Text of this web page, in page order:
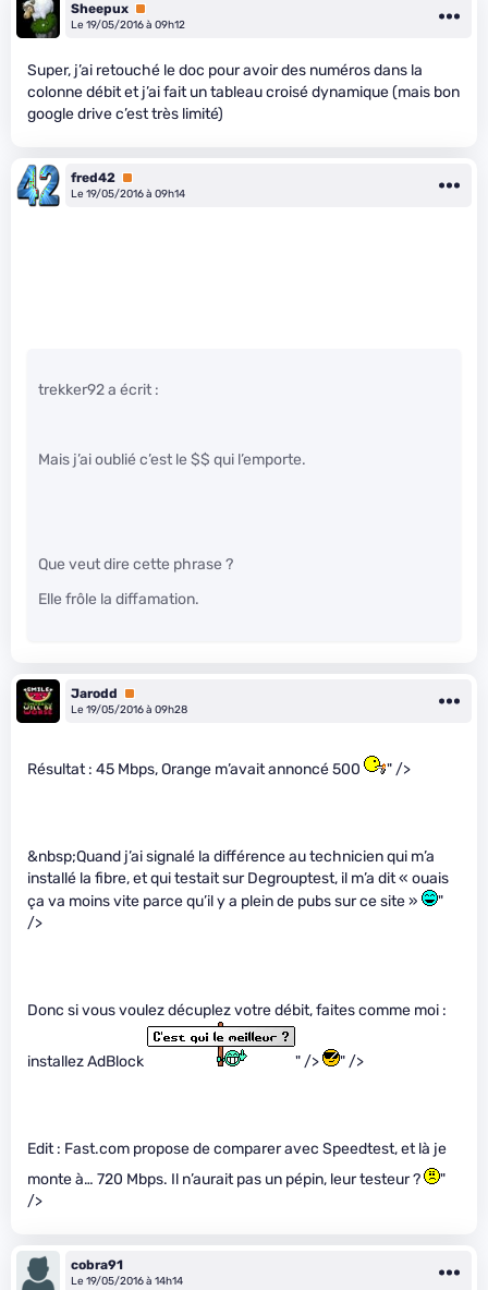
Sheepux Premium
Le 19/05/2016 à 09h12
Super, j’ai retouché le doc pour avoir des numéros dans la
colonne débit et j’ai fait un tableau croisé dynamique (mais bon
google drive c’est très limité)
fred42 Premium
Le 19/05/2016 à 09h14
trekker92 a écrit :
Mais j’ai oublié c’est le $$ qui l’emporte.
Que veut dire cette phrase ?
Elle frôle la diffamation.
Jarodd
Premium
Le 19/05/2016 à 09h28
Résultat : 45 Mbps, Orange m’avait annoncé 500 " />
&nbsp;Quand j’ai signalé la différence au technicien qui m’a
installé la fibre, et qui testait sur Degrouptest, il m’a dit « ouais
ça va moins vite parce qu’il y a plein de pubs sur ce site »
"
/>
Donc si vous voulez décuplez votre débit, faites comme moi :
installez AdBlock " /> " />
Edit : Fast.com propose de comparer avec Speedtest, et là je
monte à… 720 Mbps. Il n’aurait pas un pépin, leur testeur ?
"
/>
cobra91
Le 19/05/2016 à 14h14